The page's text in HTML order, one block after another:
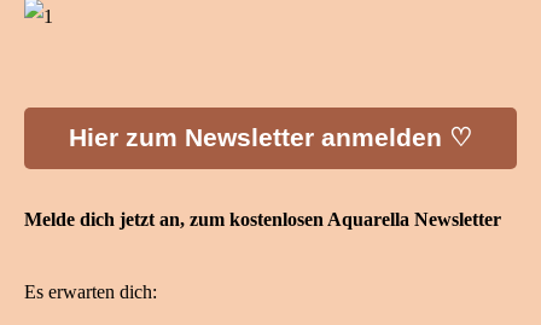
Hier zum Newsletter anmelden ♡
Melde dich jetzt an, zum kostenlosen Aquarella Newsletter
Es erwarten dich: